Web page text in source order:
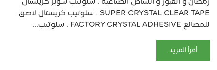
رمضان و العبور و انشاص الصناعية . سلوتيب سوبر كريستال
SUPER CRYSTAL CLEAR TAPE . سلوتيب كريستال لاصق
للمصانع FACTORY CRYSTAL ADHESIVE . سلوتيب...
أقرأ المزيد